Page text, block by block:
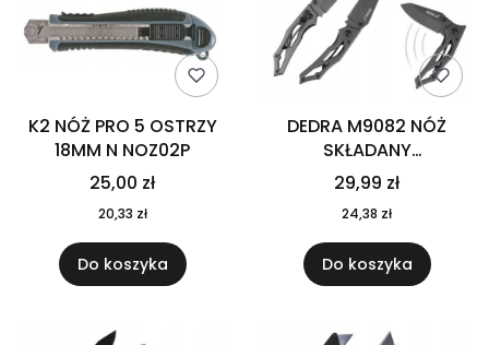
K2 NÓŻ PRO 5 OSTRZY
18MM N NOZ02P
25,00 zł
20,33 zł
Do koszyka
DEDRA M9082 NÓŻ
SKŁADANY
KIESZONKOWY 170MM
29,99 zł
24,38 zł
Do koszyka